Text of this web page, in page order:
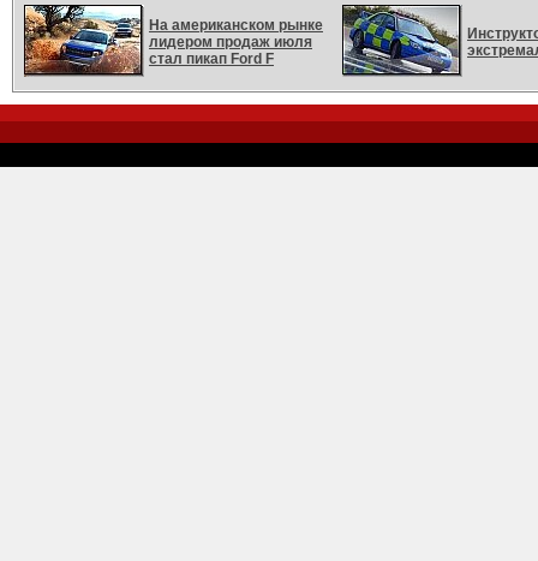
На американском рынке
лидером продаж июля
стал пикап Ford F